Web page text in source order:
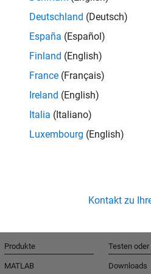
Deutschland (Deutsch)
España (Español)
Finland (English)
France (Français)
Ireland (English)
Italia (Italiano)
Luxembourg (English)
Kontakt zu
Produkte
MATLAB
Testen
Downloads